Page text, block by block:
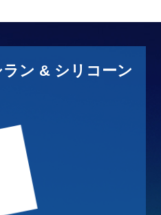
ン & シリコーン